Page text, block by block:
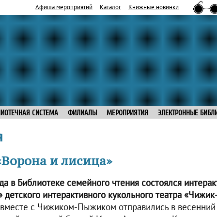
Афиша мероприятий Каталог Книжные новинки
СИСТЕМА ФИЛИАЛЫ МЕРОПРИЯТИЯ ЭЛЕКТРОННЫЕ
и лисица»
в Библиотеке семейного чтения состоялся
детского интерактивного кукольного театра
с Чижиком-Пыжиком отправились в